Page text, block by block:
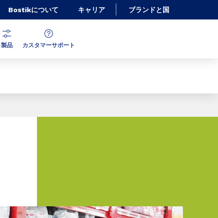
Bostikについて キャリア ブランドと国
製品 カスタマーサポート